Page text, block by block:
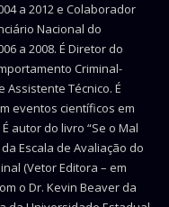
a 2012 e Colaborador
Nacional do
a 2008. É Diretor do
Criminal-
Assistente Técnico. É
eventos científicos em
autor do livro “Se o Mal
Escala de Avaliação do
(Vetor Editora – em
o Dr. Kevin Beaver da